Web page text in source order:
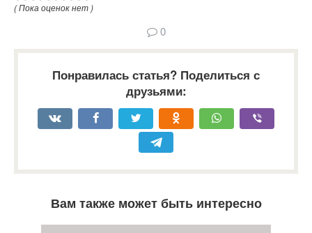
( Пока оценок нет )
0
Понравилась статья? Поделиться с
друзьями:
Вам также может быть интересно